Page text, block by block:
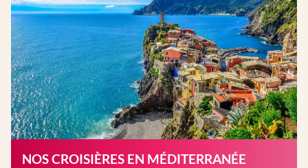
NOS CROISIÈRES EN MÉDITERRANÉE